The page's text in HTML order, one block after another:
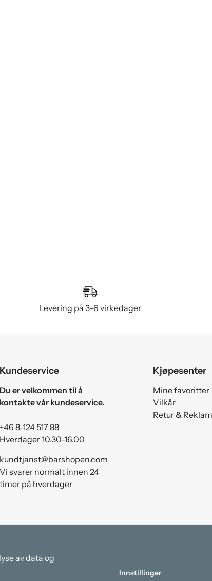
Levering på 3–6 virkedager
Kundeservice
Du er velkommen til å
kontakte vår kundeservice.
+46 8-124 517 88
Hverdager 10.30-16.00
kundtjanst@barshopen.com
Vi svarer normalt innen 24
timer på hverdager
Kjøpesenter
Mine favoritter
Vilkår
Retur &
av data og
Innstillinger